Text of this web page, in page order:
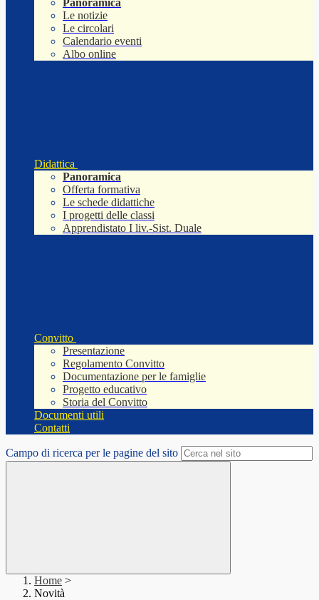
Panoramica
Le notizie
Le circolari
Calendario eventi
Albo online
Didattica
Panoramica
Offerta formativa
Le schede didattiche
I progetti delle classi
Apprendistato I liv.-Sist. Duale
Convitto
Presentazione
Regolamento Convitto
Documentazione per le famiglie
Progetto educativo
Storia del Convitto
Documenti utili
Contatti
Campo di ricerca per le pagine del sito
Home >
Novità